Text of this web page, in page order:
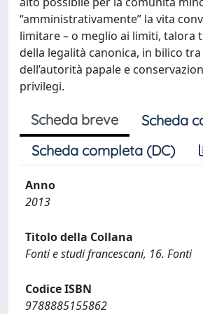
“amministrativamente” la vita
limitare – o meglio ai limiti, talora
della legalità canonica, in bilico
dell’autorità papale e
privilegi.
Scheda breve
Scheda
Scheda completa (DC)
Anno
2013
Titolo della Collana
Fonti e studi francescani, 16. Fonti
Codice ISBN
9788885155862